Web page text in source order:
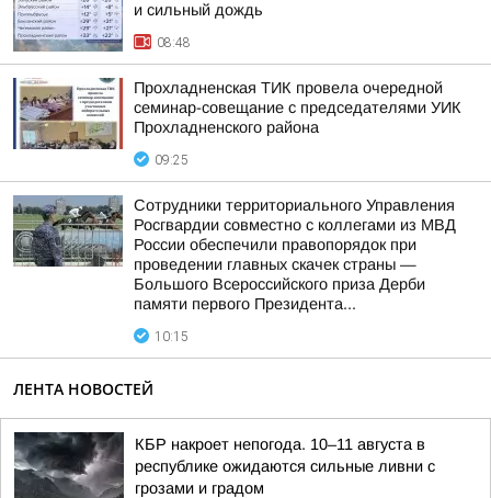
и сильный дождь
08:48
Прохладненская ТИК провела очередной
семинар-совещание с председателями УИК
Прохладненского района
09:25
Сотрудники территориального Управления
Росгвардии совместно с коллегами из МВД
России обеспечили правопорядок при
проведении главных скачек страны —
Большого Всероссийского приза Дерби
памяти первого Президента...
10:15
ЛЕНТА НОВОСТЕЙ
КБР накроет непогода. 10–11 августа в
республике ожидаются сильные ливни с
грозами и градом